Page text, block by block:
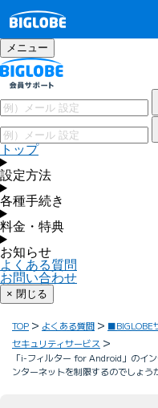
メニュー
トップ
設定方法
各種手続き
料金・特典
お知らせ
よくある質問
お問い合わせ
× 閉じる
TOP よくある質問 ■BIGLOBE
セキュリティサービス
「i-フィルター for Android」のイ
ンターネットを制限するのでしょう